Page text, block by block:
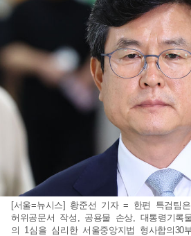
[서울=뉴시스] 황준선 기자 = 한편 특검팀
허위공문서 작성, 공용물 손상, 대통령기록
의 1심을 심리한 서울중앙지법 형사합의30